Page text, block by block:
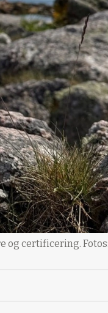
og certificering.